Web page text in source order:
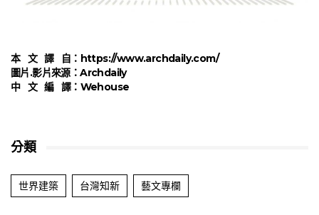
本 文 譯 自： https://www.archdaily.com/
圖片.影片來源：Archdaily
中 文 編 譯： Wehouse
分類
世界建築 台灣知新 藝文專欄